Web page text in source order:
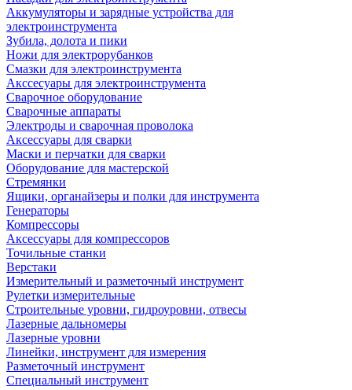
Аккумуляторы и зарядные устройства для
электроинструмента
Зубила, долота и пики
Ножи для электрорубанков
Смазки для электроинструмента
Акссесуары для электроинструмента
Сварочное оборудование
Сварочные аппараты
Электроды и сварочная проволока
Аксессуары для сварки
Маски и перчатки для сварки
Оборудование для мастерской
Стремянки
Ящики, органайзеры и полки для инструмента
Генераторы
Компрессоры
Аксессуары для компрессоров
Точильные станки
Верстаки
Измерительный и разметочный инструмент
Рулетки измерительные
Строительные уровни, гидроуровни, отвесы
Лазерные дальномеры
Лазерные уровни
Линейки, инструмент для измерения
Разметочный инструмент
Специальный инструмент